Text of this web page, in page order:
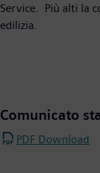
Service. Più alti la
edilizia.
Comunicato
PDF Download